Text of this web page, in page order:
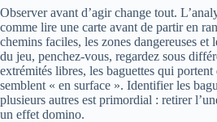
Observer avant d’agir change tout.
comme lire une carte avant de partir en
chemins faciles, les zones dangereuses et
du jeu, penchez-vous, regardez sous
extrémités libres, les baguettes qui
semblent « en surface ». Identifier les
plusieurs autres est primordial : retirer
un effet domino.